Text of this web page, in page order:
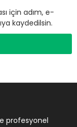
için adım, e-
kaydedilsin.
profesyonel